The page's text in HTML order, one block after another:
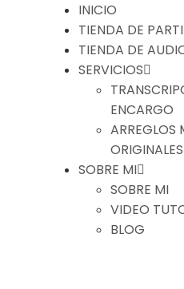
INICIO
TIENDA DE
TIENDA DE
SERVICIOS
ENCARGO
ARREGLOS
ORIGINALES
SOBRE MI
SOBRE MI
VIDEO
BLOG